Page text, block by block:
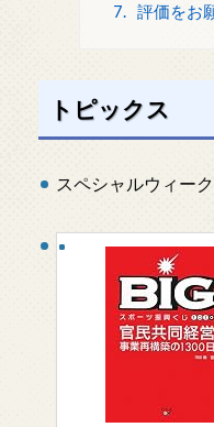
7. 評価をお
トピックス
スペシャルウィー